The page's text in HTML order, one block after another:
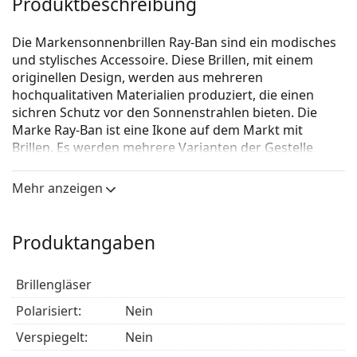
Die Markensonnenbrillen Ray-Ban sind ein modisches
und stylisches Accessoire. Diese Brillen, mit einem
originellen Design, werden aus mehreren
hochqualitativen Materialien produziert, die einen
sichren Schutz vor den Sonnenstrahlen bieten. Die
Marke Ray-Ban ist eine Ikone auf dem Markt mit
Brillen. Es werden mehrere Varianten der Gestelle
Welt bekannt und beliebt sind.
Mit der virtuellen Anprobefunktion von Lentiamo
Sonnenbrille aussehen.
Brillenfassung
Die schwarze Farbe des Rahmens passt perfekt zu
Mehr anzeigen
Produktangaben
Brillengläser
Polarisiert:
Nein
Verspiegelt:
Nein